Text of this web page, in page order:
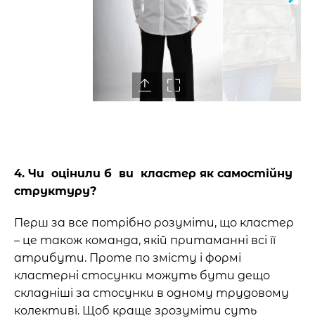
4. Чи оцінили б ви кластер як самостійну
структуру?
Перш за все потрібно розуміти, що кластер
– це також команда, якій притаманні всі її
атрибути. Проте по змісту і формі
кластерні стосунки можуть бути дещо
складніші за стосунки в одному трудовому
колективі. Щоб краще зрозуміти суть